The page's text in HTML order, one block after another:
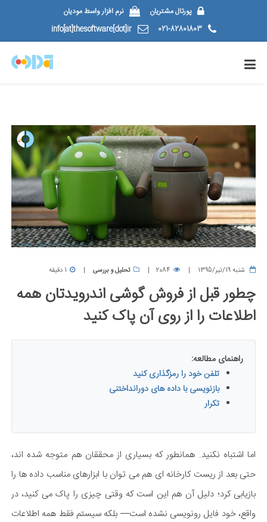
پورتال مشتریان
نرم افزار واسط مودیان
021-82801803
info[at]thesoftware[dot]ir
شنبه 19/تیر/1395 2084 تحلیل و بررسی 1 دقیقه
چطور قبل از فروش گوشی اندرویدتان همه
اطلاعات را از روی آن پاک کنید
راهنمای مطالعه:
تلفن خود را رمزگذاری کنید
بازنویسی با داده های دورانداختنی
تکرار
اما اشتباه نکنید. همانطور که بسیاری از محققان هم متوجه شده اند،
حتی بعد از ریست کارخانه ای هم می توان با ابزارهای مناسب داده ها را
بازیابی کرد؛ دلیل آن هم این است که وقتی چیزی را پاک می کنید، در
واقع، خود فایل رونویسی نشده است— بلکه سیستم فقط همه اطلاعات